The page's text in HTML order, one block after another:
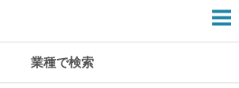
業種で検索